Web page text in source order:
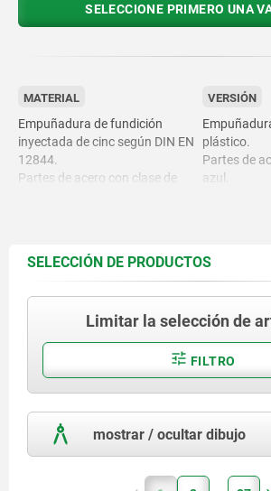
SELECCIONE PRIMERO UNA
MATERIAL
Empuñadura de fundición
inyectada de cinc según DIN EN
12844.
Partes de acero con clase de
VERSIÓN
plástico.
Partes de
azul.
SELECCIÓN DE PRODUCTOS
Limitar la selección de
FILTRO
mostrar / ocultar dibujo